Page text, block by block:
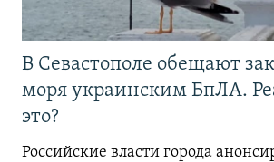
В Севастополе обещают
моря украинским БпЛА.
это?
Российские власти города